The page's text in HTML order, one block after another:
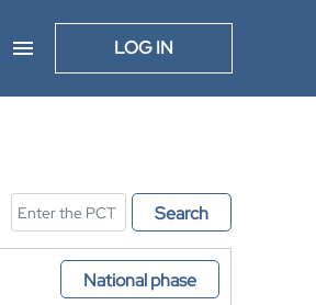
LOG IN
Search
National phase